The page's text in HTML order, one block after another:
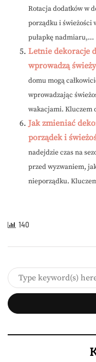
Rotacja dodatków w
porządku i świeżości
pułapkę nadmiaru,...
Letnie dekoracje
wprowadzą
domu mogą
wprowadzając
wakacjami. Kluczem
Jak zmieniać
porządek i
nadejdzie czas na
przed wyzwaniem,
nieporządku.
140